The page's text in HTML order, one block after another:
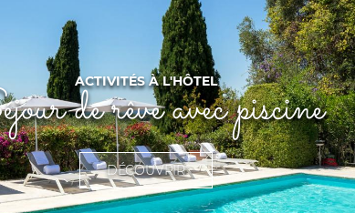
ACTIVITÉS À L'HÔTEL
de rêve avec piscine
DÉCOUVRIR